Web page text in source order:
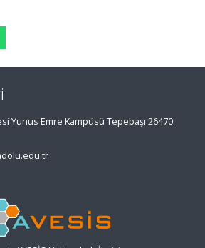
Yunus Emre Kampüsü Tepebaşı 26470